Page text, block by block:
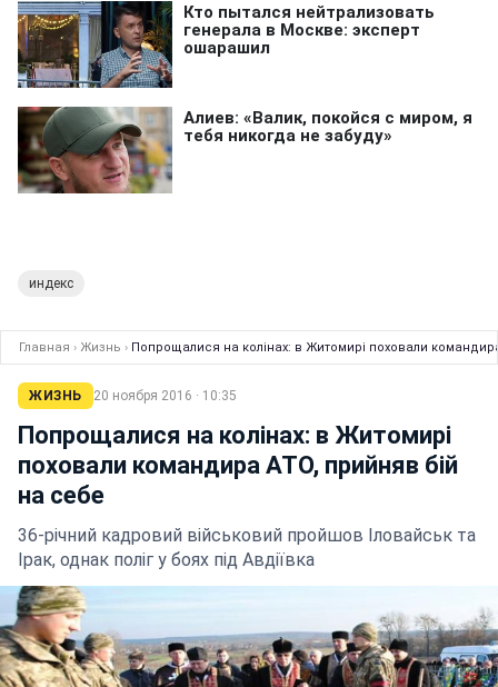
индекс
Главная › Жизнь › Попрощалися на колінах: в Житомирі поховали
ЖИЗНЬ 20 ноября 2016 · 10:35
Попрощалися на колінах: в Житомирі
поховали командира АТО, прийняв бій
на себе
36-річний кадровий військовий пройшов Іловайськ та
Ірак, однак поліг у боях під Авдіївка